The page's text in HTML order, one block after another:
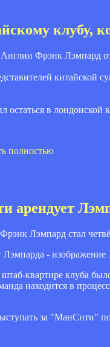
клубу,
Фрэнк Лэмпард
китайской
остаться в
полностью
арендует
Фрэнк Лэмпард стал
квартире клуба
находится в
за "МанСити"